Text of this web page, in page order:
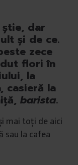
știe, dar
și de ce.
zece
flori în
la
casieră la
barista.
mai toți de aici
sau la cafea